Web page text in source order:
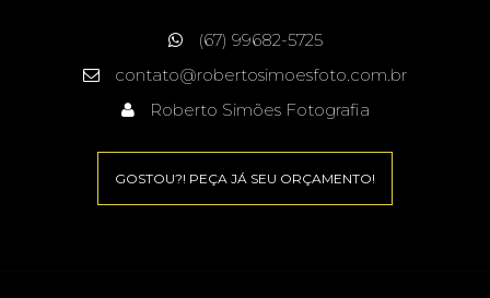
(67) 99682-5725
contato@robertosimoesfoto.com.br
Roberto Simões Fotografia
GOSTOU?! PEÇA JÁ SEU ORÇAMENTO!